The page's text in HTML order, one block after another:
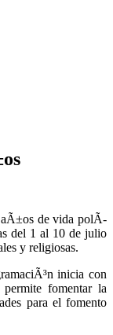
aÃ±os de vida polÃ­
del 1 al 10 de julio
y religiosas.
inicia con
fomentar la
para el fomento